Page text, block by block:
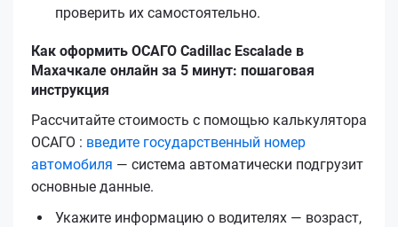
проверить их самостоятельно.
Как оформить ОСАГО Cadillac Escalade в
Махачкале онлайн за 5 минут: пошаговая
инструкция
Рассчитайте стоимость с помощью калькулятора
ОСАГО : введите государственный номер
автомобиля — система автоматически подгрузит
основные данные.
Укажите информацию о водителях — возраст,